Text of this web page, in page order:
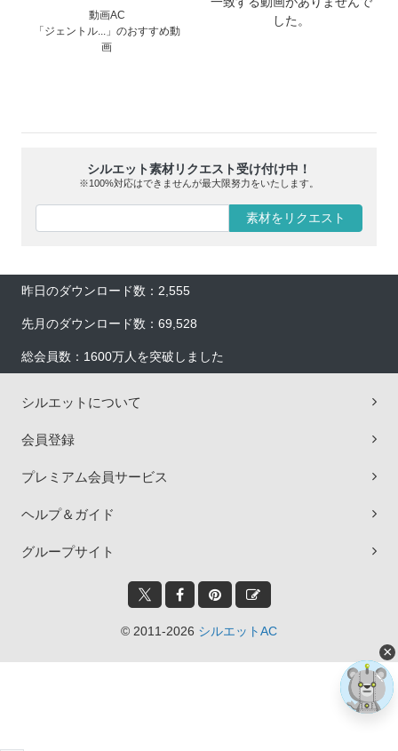
動画AC
「ジェントル...」のおすすめ動
画
した。
シルエット素材リクエスト受け付け中！
※100%対応はできませんが最大限努力をいたします。
素材をリクエスト
昨日のダウンロード数：2,555
先月のダウンロード数：69,528
総会員数：1600万人を突破しました
シルエットについて
会員登録
プレミアム会員サービス
ヘルプ＆ガイド
グループサイト
© 2011-2026 シルエットAC
×